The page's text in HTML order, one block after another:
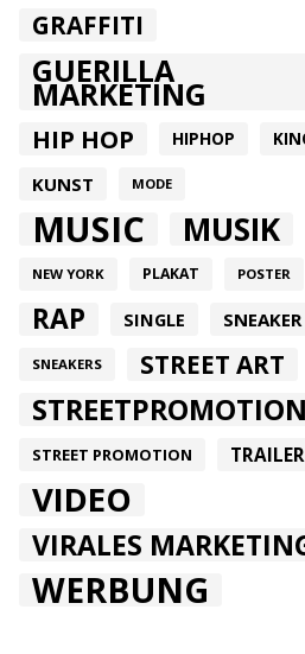
GRAFFITI
GUERILLA
MARKETING
HIP HOP HIPHOP
KUNST MODE
MUSIC MUSIK
NEW YORK PLAKAT POSTER
RAP SINGLE SNEAKER
SNEAKERS STREET ART
STREETPROMOTION
STREET PROMOTION TRAILER
VIDEO
VIRALES
WERBUNG